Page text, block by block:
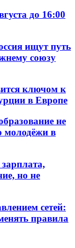
до 16:00
ищут путь
союзу
ключом к
в Европе
не
молодёжи в
но не
сетей:
правила